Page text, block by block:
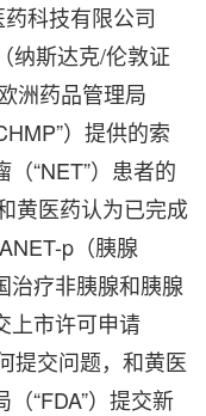
科技有限公司
纳斯达克/伦敦证
洲药品管理局
）提供的索
“NET”）患者的
黄医药认为已完成
p（胰腺
治疗非胰腺和胰腺
上市许可申请
提交问题， 和黄医
“FDA”）提交新